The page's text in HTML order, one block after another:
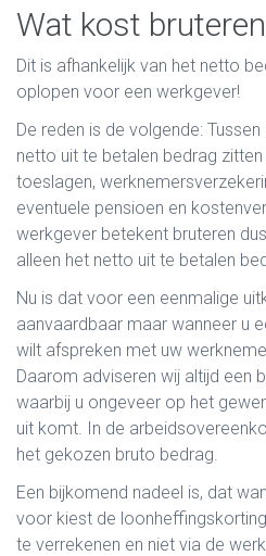
Wat kost bruteren
Dit is afhankelijk van het netto
oplopen voor een werkgever!
De reden is de volgende:
netto uit te betalen bedrag
toeslagen,
eventuele pensioen en
werkgever betekent bruteren
alleen het netto uit te betalen
Nu is dat voor een eenmalige
aanvaardbaar maar wanneer u
wilt afspreken met uw
Daarom adviseren wij altijd een
waarbij u ongeveer op het
uit komt. In de
het gekozen bruto bedrag.
Een bijkomend nadeel is, dat
voor kiest de
te verrekenen en niet via de